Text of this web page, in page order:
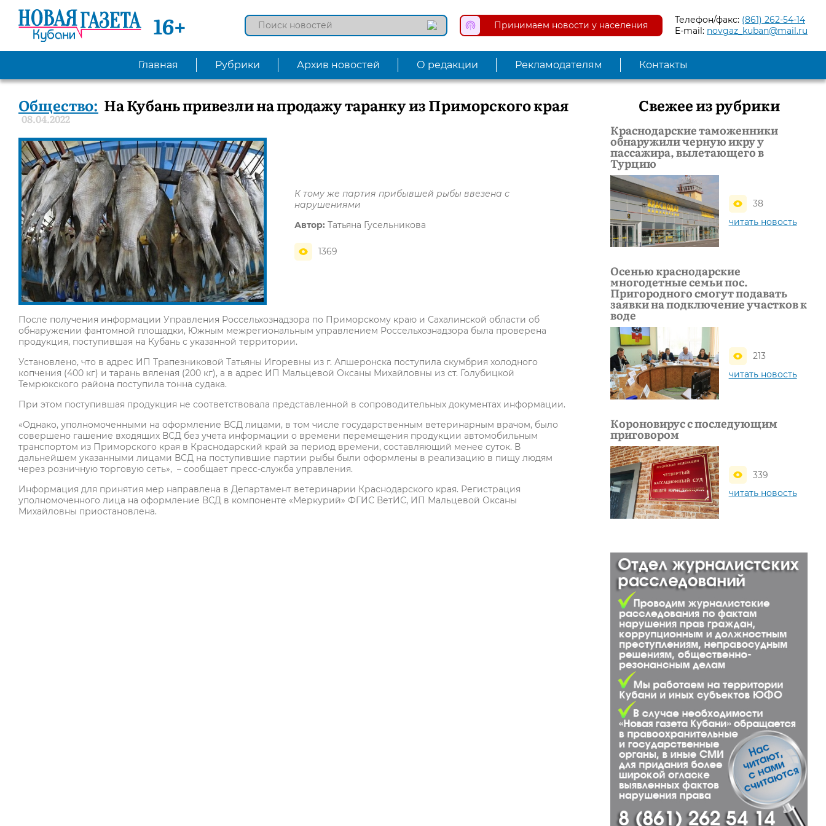
16+ Принимаем новости у населения Телефон/факс: (861) 262-54-14
E-mail: novgaz_kuban@mail.ru
Главная Рубрики Архив новостей О редакции Рекламодателям Контакты
Общество: На Кубань привезли на продажу таранку из Приморского края
08.04.2022
К тому же партия прибывшей рыбы ввезена с
нарушениями
Автор: Татьяна Гусельникова
1369
После получения информации Управления Россельхознадзора по Приморскому краю и Сахалинской области об
обнаружении фантомной площадки, Южным межрегиональным управлением Россельхознадзора была проверена
продукция, поступившая на Кубань с указанной территории.
Установлено, что в адрес ИП Трапезниковой Татьяны Игоревны из г. Апшеронска поступила скумбрия холодного
копчения (400 кг) и тарань вяленая (200 кг), а в адрес ИП Мальцевой Оксаны Михайловны из ст. Голубицкой
Темрюкского района поступила тонна судака.
При этом поступившая продукция не соответствовала представленной в сопроводительных документах информации.
«Однако, уполномоченными на оформление ВСД лицами, в том числе государственным ветеринарным врачом, было
совершено гашение входящих ВСД без учета информации о времени перемещения продукции автомобильным
транспортом из Приморского края в Краснодарский край за период времени, составляющий менее суток. В
дальнейшем указанными лицами ВСД на поступившие партии рыбы были оформлены в реализацию в пищу людям
через розничную торговую сеть», – сообщает пресс-служба управления.
Информация для принятия мер направлена в Департамент ветеринарии Краснодарского края. Регистрация
уполномоченного лица на оформление ВСД в компоненте «Меркурий» ФГИС ВетИС, ИП Мальцевой Оксаны
Михайловны приостановлена.
Свежее из рубрики
Краснодарские таможенники
обнаружили черную икру у
пассажира, вылетающего в
Турцию
38
читать новость
Осенью краснодарские
многодетные семьи пос.
Пригородного смогут подавать
заявки на подключение участков к
воде
213
читать новость
Короновирус с последующим
приговором
339
читать новость